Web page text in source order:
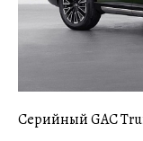
Серийный GAC